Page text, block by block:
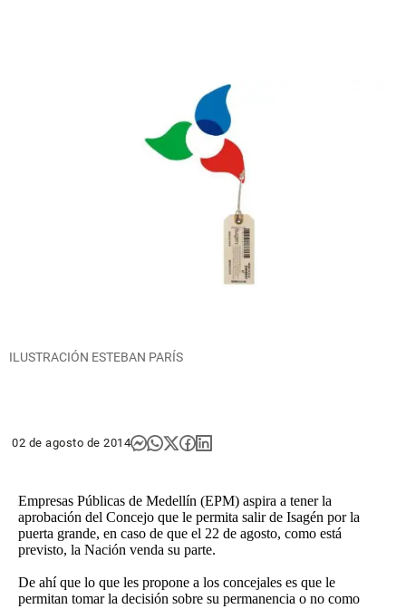
ILUSTRACIÓN ESTEBAN PARÍS
02 de agosto de 2014
Empresas Públicas de Medellín (EPM) aspira a tener la
aprobación del Concejo que le permita salir de Isagén por la
puerta grande, en caso de que el 22 de agosto, como está
previsto, la Nación venda su parte.
De ahí que lo que les propone a los concejales es que le
permitan tomar la decisión sobre su permanencia o no como